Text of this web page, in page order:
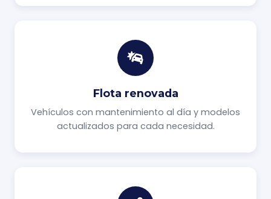
Flota renovada
Vehículos con mantenimiento al día y modelos
actualizados para cada necesidad.